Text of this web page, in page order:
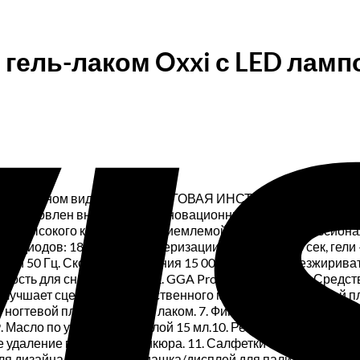
лаком Oxxi с LED
в печатном виде идет ПОШАГОВАЯ ИНСТРУКЦИЯ по
внедрением инновационных решений и
высокого качества по приемлемой цене. 1.
18Время полимеризации: гель-лаки -10 сек,
50 Гц. Скорость вращения 15 000 об/мин.3.
для снятия гель лака. GGA Professional 100 мл.
сцепление искусственного материала с ногтевой
пластины с гель лаком. 7. Финишное покрытие
по уходу за кутикулой 15 мл.10. Ремувер для
удаление во время маникюра. 11. Салфетки